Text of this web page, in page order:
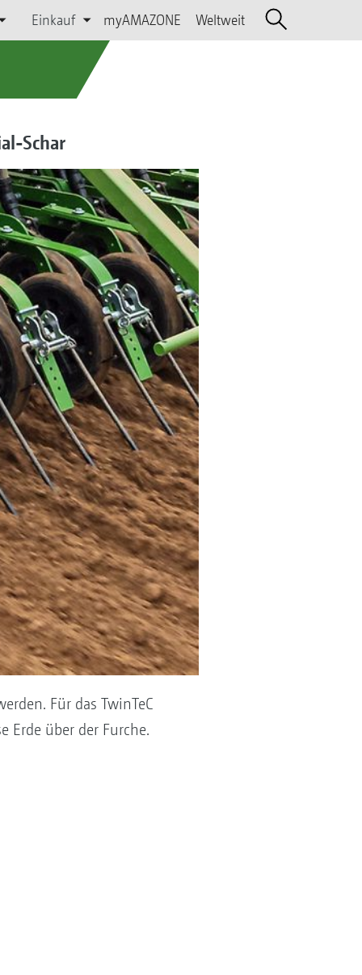
Einkauf myAMAZONE Weltweit
Schar
Für das TwinTeC
Erde über der Furche.